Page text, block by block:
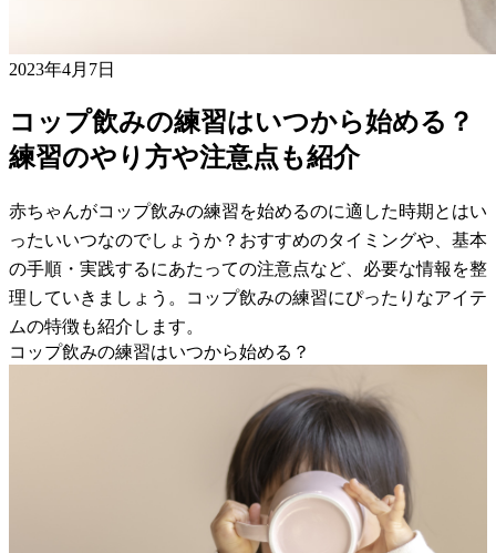
2023年4月7日
コップ飲みの練習はいつから始める？
練習のやり方や注意点も紹介
赤ちゃんがコップ飲みの練習を始めるのに適した時期とはい
ったいいつなのでしょうか？おすすめのタイミングや、基本
の手順・実践するにあたっての注意点など、必要な情報を整
理していきましょう。コップ飲みの練習にぴったりなアイテ
ムの特徴も紹介します。
コップ飲みの練習はいつから始める？